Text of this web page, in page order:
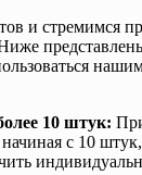
и стремимся
10 штук:
с 10